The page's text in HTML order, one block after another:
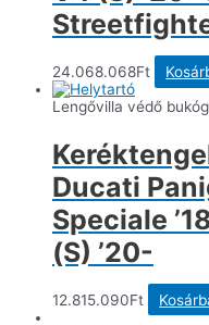
24.068.068Ft
Lengővilla védő
Ducati
Speciale
(S) ’20-
12.815.090Ft